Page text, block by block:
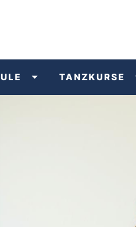
TANZKURSE